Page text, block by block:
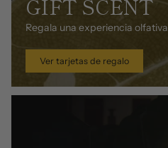
GIFT SCENT
Regala una experiencia olfativa
Ver tarjetas de regalo